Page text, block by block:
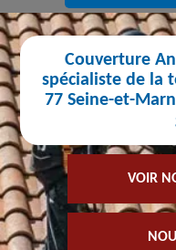
Couverture
spécialiste de la
77 Seine-et-
VOIR